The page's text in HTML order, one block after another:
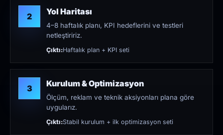
2 Yol Haritası
4–8 haftalık planı, KPI hedeflerini ve testleri
netleştiririz.
Çıktı:Haftalık plan + KPI seti
3 Kurulum & Optimizasyon
Ölçüm, reklam ve teknik aksiyonları plana göre
uygularız.
Çıktı:Stabil kurulum + ilk optimizasyon seti